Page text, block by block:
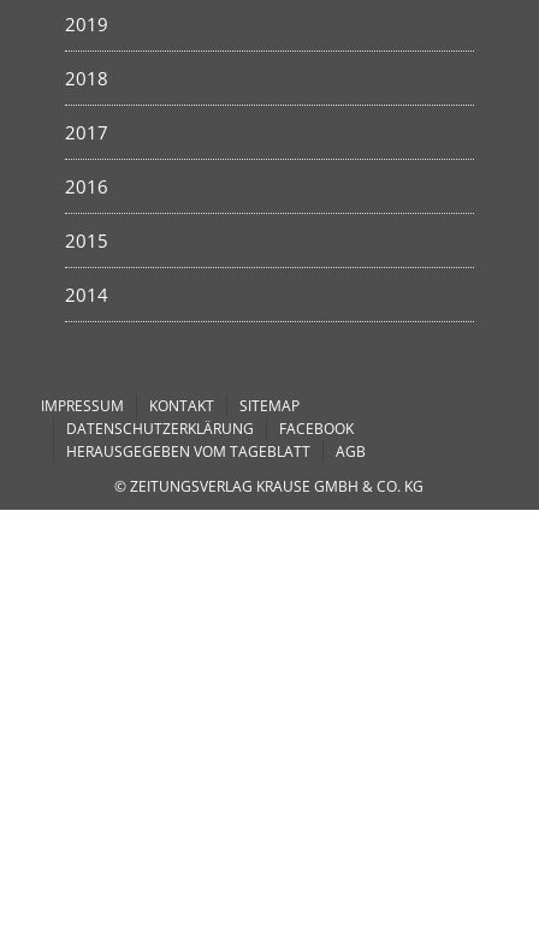
2019
2018
2017
2016
2015
2014
IMPRESSUM KONTAKT
SITEMAP
DATENSCHUTZERKLÄRUNG
FACEBOOK
HERAUSGEGEBEN VOM TAGEBLATT
AGB
© ZEITUNGSVERLAG KRAUSE GMBH & CO. KG